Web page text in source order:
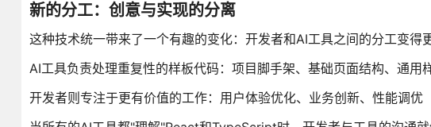
新的分工：创意与实现的分离
这种技术统一带来了一个有趣的变化：开发者和AI工具之间的分工变得
AI工具负责处理重复性的样板代码：项目脚手架、基础页面结构、通用
开发者则专注于更有价值的工作：用户体验优化、业务创新、性能调优